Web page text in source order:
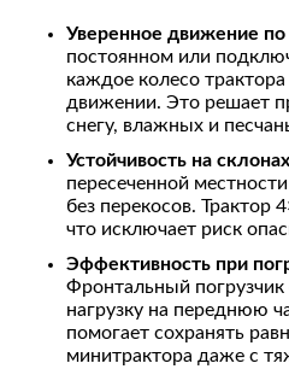
Уверенное движение
постоянном или
каждое колесо трактора
движении. Это решает
снегу, влажных и
Устойчивость на
пересеченной
без перекосов. Трактор
что исключает риск
Эффективность при
Фронтальный
нагрузку на переднюю
помогает сохранять
минитрактора даже с